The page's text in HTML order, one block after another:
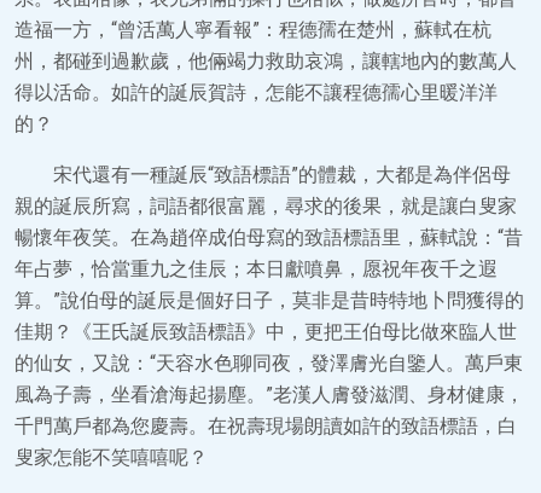
造福一方，“曾活萬人寧看報”：程德孺在楚州，蘇軾在杭
州，都碰到過歉歲，他倆竭力救助哀鴻，讓轄地內的數萬人
得以活命。如許的誕辰賀詩，怎能不讓程德孺心里暖洋洋
的？
宋代還有一種誕辰“致語標語”的體裁，大都是為伴侶母
親的誕辰所寫，詞語都很富麗，尋求的後果，就是讓白叟家
暢懷年夜笑。在為趙倅成伯母寫的致語標語里，蘇軾說：“昔
年占夢，恰當重九之佳辰；本日獻噴鼻，愿祝年夜千之遐
算。”說伯母的誕辰是個好日子，莫非是昔時特地卜問獲得的
佳期？《王氏誕辰致語標語》中，更把王伯母比做來臨人世
的仙女，又說：“天容水色聊同夜，發澤膚光自鑒人。萬戶東
風為子壽，坐看滄海起揚塵。”老漢人膚發滋潤、身材健康，
千門萬戶都為您慶壽。在祝壽現場朗讀如許的致語標語，白
叟家怎能不笑嘻嘻呢？